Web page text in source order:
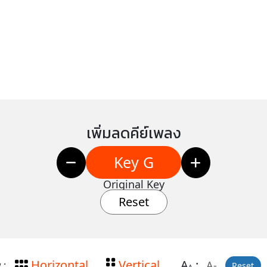
เพิ่มลดคีย์เพลง
Key G
Original Key
Reset